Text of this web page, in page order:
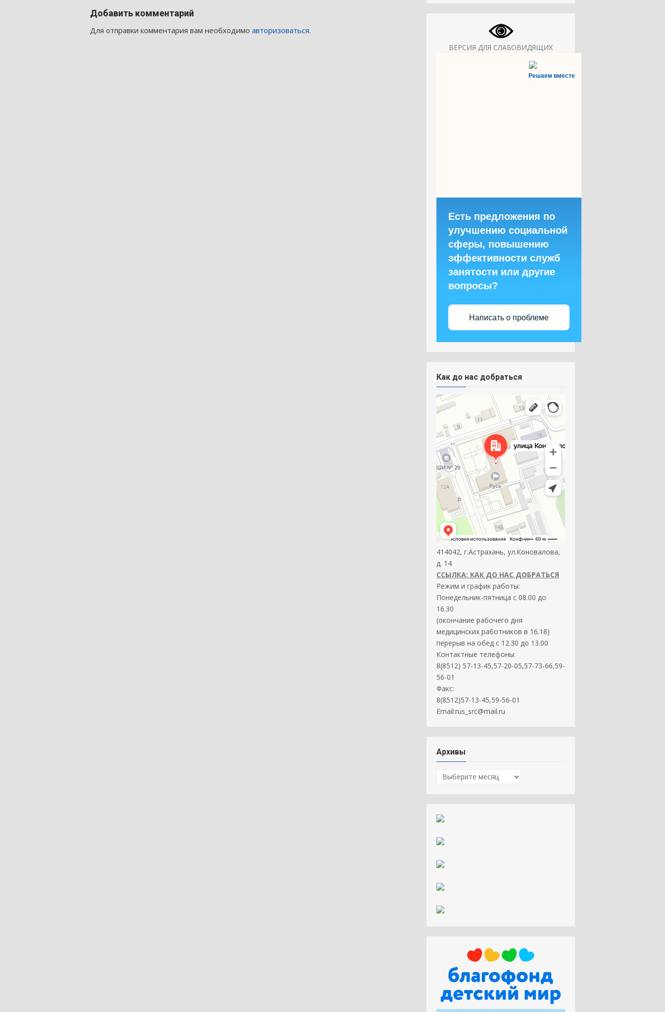
Добавить комментарий
Для отправки комментария вам необходимо авторизоваться.
ВЕРСИЯ ДЛЯ СЛАБОВИДЯЩИХ
Решаем вместе
Есть предложения по
улучшению социальной
сферы, повышению
эффективности служб
занятости или другие
вопросы?
Написать о проблеме
Как до нас добраться
414042, г.Астрахань, ул.Коновалова,
д. 14
ССЫЛКА: КАК ДО НАС ДОБРАТЬСЯ
Режим и график работы:
Понедельник-пятница с 08.00 до
16.30
(окончание рабочего дня
медицинских работников в 16.18)
перерыв на обед с 12.30 до 13.00
Контактные телефоны:
8(8512) 57-13-45,57-20-05,57-73-66,59-
56-01
Факс:
8(8512)57-13-45,59-56-01
Email:rus_src@mail.ru
Архивы
Архивы